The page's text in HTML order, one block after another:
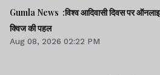
Gumla News :विश्व आदिवासी दिवस पर
क्विज की पहल
Aug 08, 2026 02:22 PM